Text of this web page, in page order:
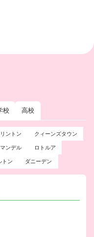
校 高校
ントン クィーンズタウン
ンデル ロトルア
トン ダニーデン